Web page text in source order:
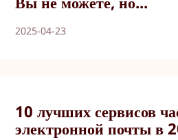
2025-04-23
10 лучших сервисов
электронной почты в